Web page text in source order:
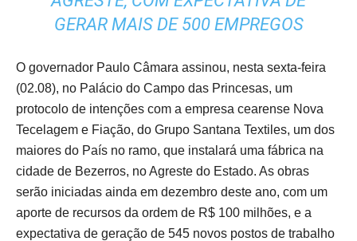
GERAR MAIS DE 500 EMPREGOS
O governador Paulo Câmara assinou, nesta sexta-feira
(02.08), no Palácio do Campo das Princesas, um
protocolo de intenções com a empresa cearense Nova
Tecelagem e Fiação, do Grupo Santana Textiles, um dos
maiores do País no ramo, que instalará uma fábrica na
cidade de Bezerros, no Agreste do Estado. As obras
serão iniciadas ainda em dezembro deste ano, com um
aporte de recursos da ordem de R$ 100 milhões, e a
expectativa de geração de 545 novos postos de trabalho